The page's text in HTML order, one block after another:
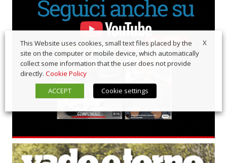
X
This Website uses cookies, small text files placed by the
site on the computer or mobile device, which automatically
collect some information that the user does not provide
directly. Cookie Policy
ACCEPT
Cookie settings